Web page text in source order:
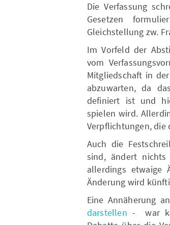
Die Verfassung
Gesetzen
Gleichstellung zw.
Im Vorfeld der
vom
Mitgliedschaft in
abzuwarten, da
definiert ist und
spielen wird.
Verpflichtungen, die
Auch die
sind, ändert
allerdings etwaige
Änderung wird
Eine Annäherung
darstellen - war